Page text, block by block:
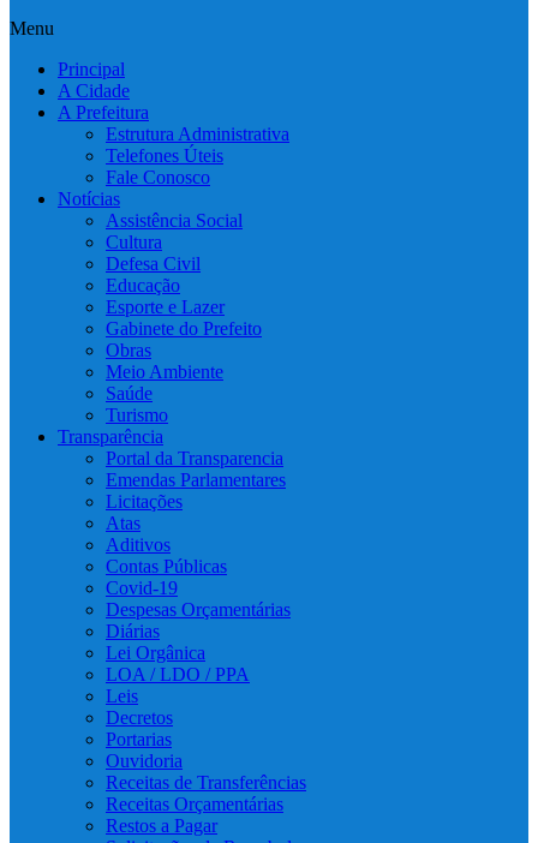
Menu
Principal
A Cidade
A Prefeitura
Estrutura Administrativa
Telefones Úteis
Fale Conosco
Notícias
Assistência Social
Cultura
Defesa Civil
Educação
Esporte e Lazer
Gabinete do Prefeito
Obras
Meio Ambiente
Saúde
Turismo
Transparência
Portal da Transparencia
Emendas Parlamentares
Licitações
Atas
Aditivos
Contas Públicas
Covid-19
Despesas Orçamentárias
Diárias
Lei Orgânica
LOA / LDO / PPA
Leis
Decretos
Portarias
Ouvidoria
Receitas de Transferências
Receitas Orçamentárias
Restos a Pagar